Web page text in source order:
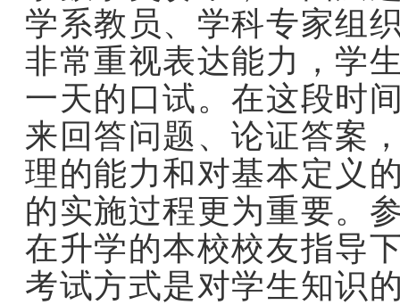
学系教员、学科专家组
非常重视表达能力，学
一天的口试。在这段时
来回答问题、论证答案
理的能力和对基本定义
的实施过程更为重要。
在升学的本校校友指导
考试方式是对学生知识